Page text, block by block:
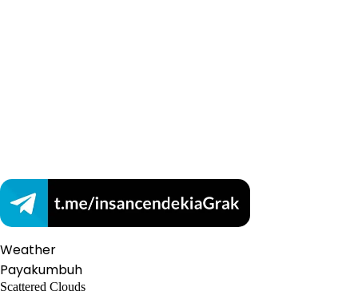
Weather
Payakumbuh
Scattered Clouds